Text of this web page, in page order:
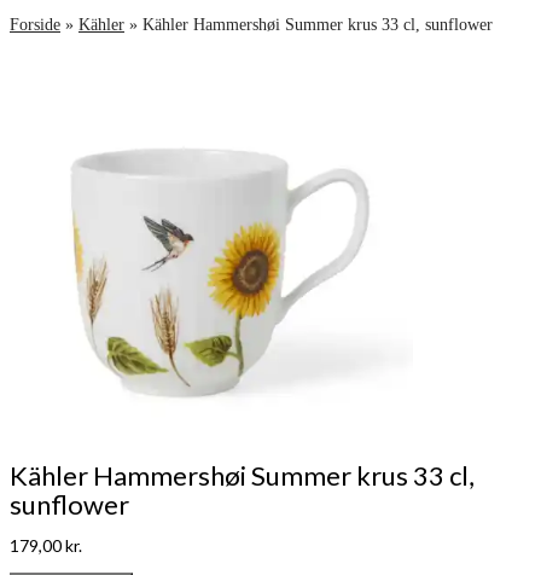
Forside » Kähler » Kähler Hammershøi Summer krus 33 cl, sunflower
Kähler Hammershøi Summer krus 33 cl,
sunflower
179,00kr.